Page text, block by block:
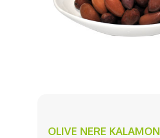
OLIVE NERE KALAMON